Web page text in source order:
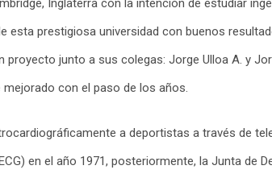
esta prestigiosa universidad con buenos
junto a sus colegas: Jorge Ulloa A. y
con el paso de los años.
a deportistas a través de
en el año 1971, posteriormente, la Junta de